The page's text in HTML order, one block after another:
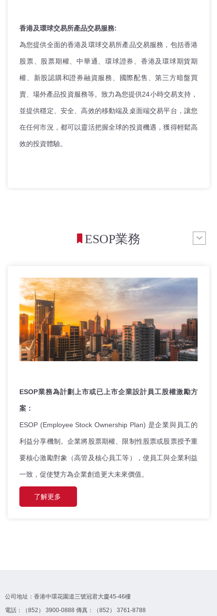
香港及環球交易所產品交易服務:
為您提供全面的香港及環球交易所產品交易服務，包括香港
股票、股票期權、中華通、環球證券、香港及環球期貨期
權、新股認購和證券融資服務、國際配售、第三方暗盤買
賣、場外產品投資服務等。致力為您提供24小時交易支持，
並提供穩定、安全、高效的移動端及桌面端交易平台，讓您
在任何市況，都可以靈活把握全球的投資機遇，獲得輕鬆高
效的投資體驗。
ESOP業務
ESOP業務為計劃上市或已上市企業設計員工股權激勵方
案：
ESOP (Employee Stock Ownership Plan) 是企業與員工的
利益分享機制。企業將股票期權、限制性股票或股票授予重
要核心激勵對象（高管及核心員工等），使員工與企業利益
一致，促使雙方為企業創造更大未來價值。
了解更多
公司地址：香港中環花園道三號冠君大廈45-46樓
電話：（852） 3900-0888 傳真：（852） 3761-8788